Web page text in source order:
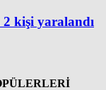
kişi yaralandı